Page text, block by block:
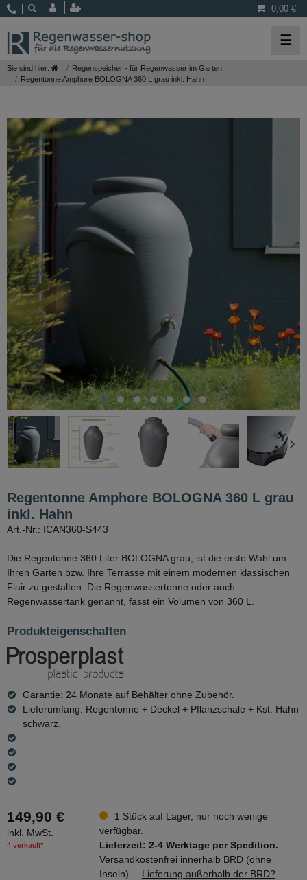
0,00 €
☰
Sie sind hier:
Regenspeicher - für Regenwasser im Garten.
Regentonne Amphore BOLOGNA 360 L grau inkl. Hahn
Regentonne Amphore BOLOGNA 360 L grau
inkl. Hahn
Art.-Nr.: ICAN360-S443
Die Regentonne 360 Liter BOLOGNA grau, ist die erste Wahl um
Ihren Garten bzw. Ihre Terrasse mit einem modernen klassischen
Flair zu gestalten. Die Regenwassertonne oder auch
Regenwassertank genannt, fasst ein Volumen von 360 L.
Produkteigenschaften
Garantie: 24 Monate auf Behälter ohne Zubehör.
Lieferumfang: Regentonne + Deckel + Pflanzschale + Kst. Hahn
schwarz.
149,90 €
inkl. MwSt.
4 verkauft*
1 Stück auf Lager, nur noch wenige
verfügbar.
Lieferzeit: 2-4 Werktage per Spedition.
Versandkostenfrei innerhalb BRD (ohne
Inseln).
Lieferung außerhalb der BRD?